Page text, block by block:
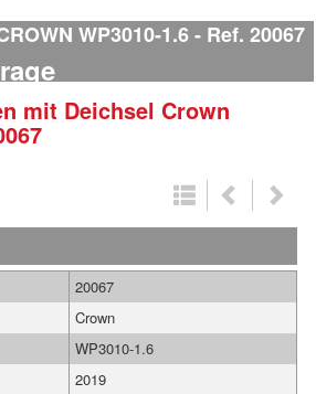
WP3010-1.6 Ref. 20067
mit Deichsel Crown
20067
Crown
WP3010-1.6
2019